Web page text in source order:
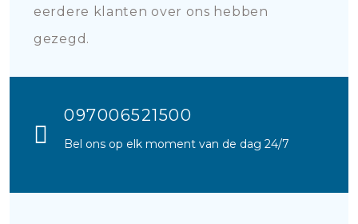
eerdere klanten over ons hebben
gezegd.
097006521500
Bel ons op elk moment van de dag 24/7